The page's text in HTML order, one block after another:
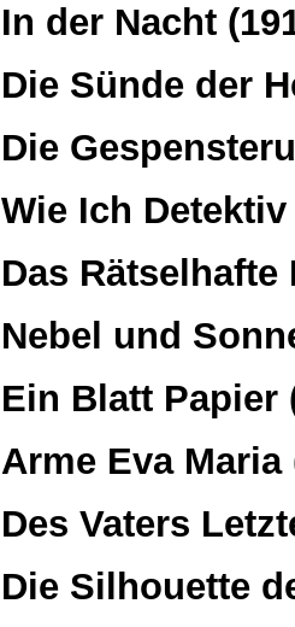
In der Nacht
Die Sünde der
Die
Wie Ich Detektiv
Das Rätselhafte
Nebel und
Ein Blatt Papier
Arme Eva Maria
Des Vaters
Die Silhouette